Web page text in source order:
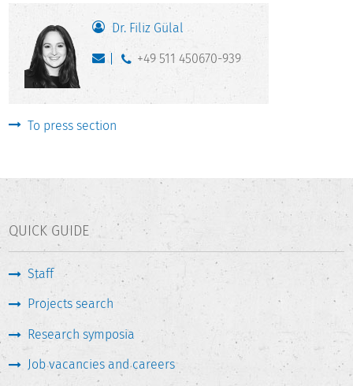
Dr. Filiz Gülal
+49 511 450670-939
To press section
QUICK GUIDE
Staff
Projects search
Research symposia
Job vacancies and careers